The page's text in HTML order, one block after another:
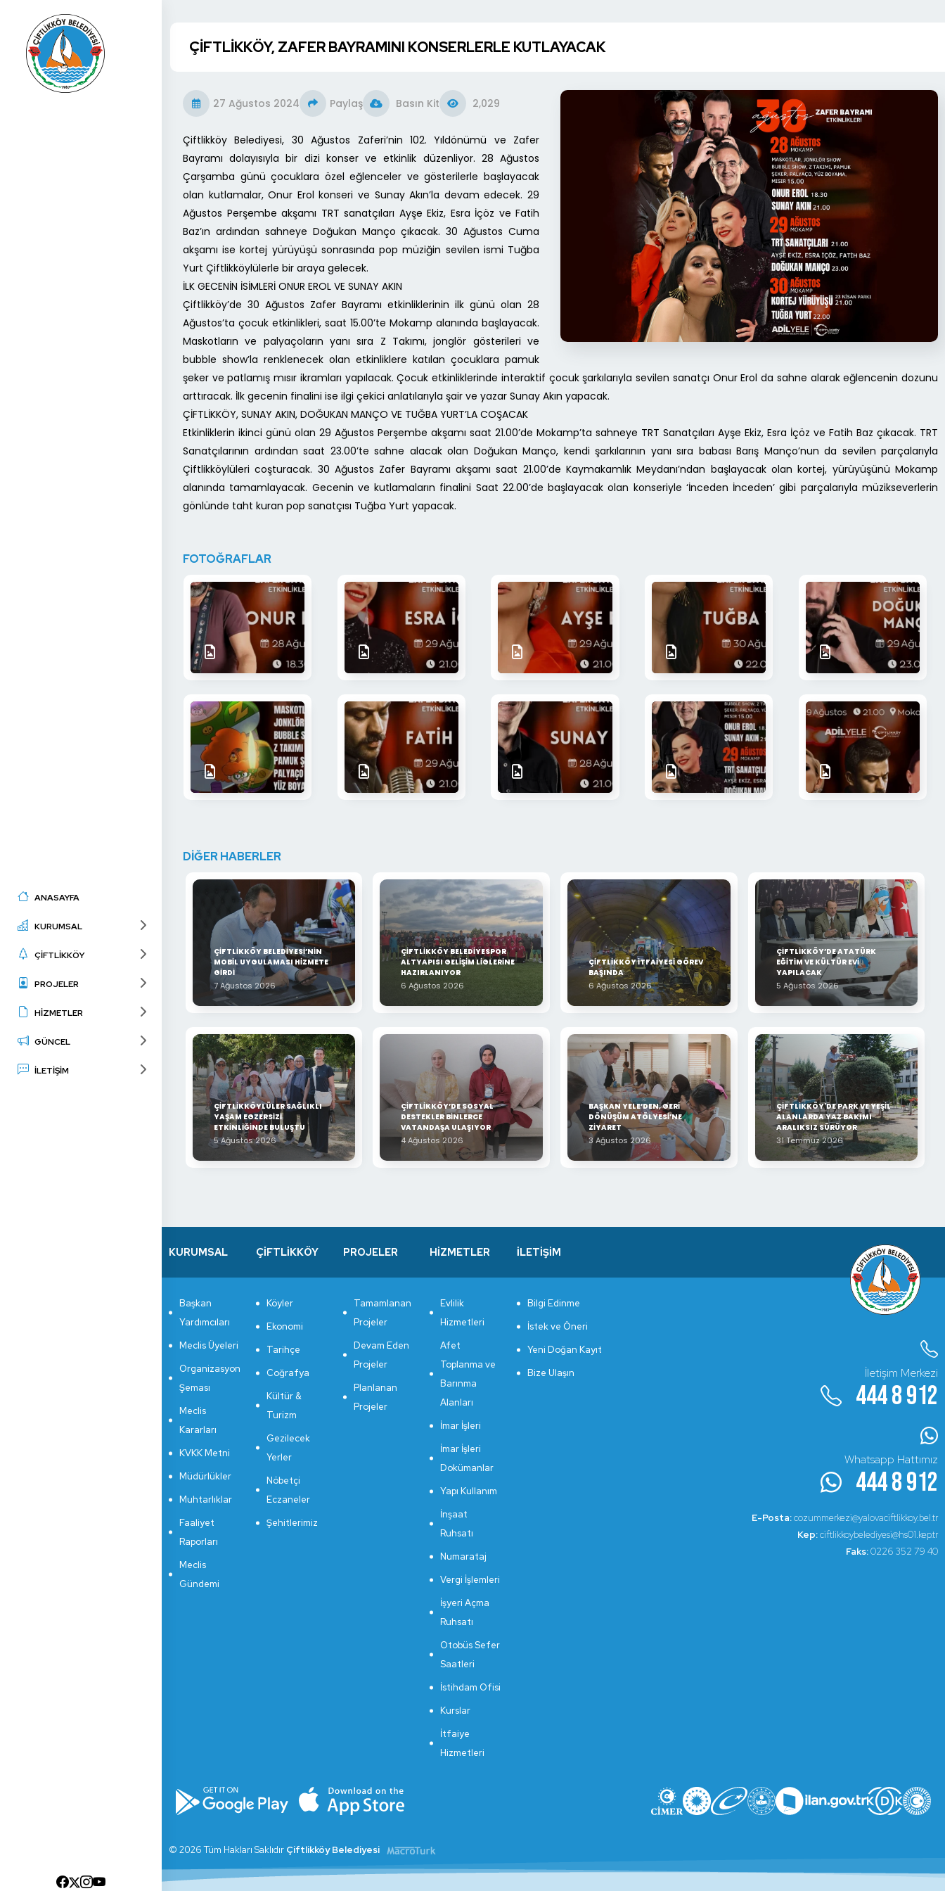
ÇİFTLİKKÖY, ZAFER BAYRAMINI KONSERLERLE KUTLAYACAK
27 Ağustos 2024 Paylaş Basın Kit 2,029
Çiftlikköy Belediyesi, 30 Ağustos Zaferi’nin 102. Yıldönümü ve Zafer
Bayramı dolayısıyla bir dizi konser ve etkinlik düzenliyor. 28 Ağustos
Çarşamba günü çocuklara özel eğlenceler ve gösterilerle başlayacak
olan kutlamalar, Onur Erol konseri ve Sunay Akın’la devam edecek. 29
Ağustos Perşembe akşamı TRT sanatçıları Ayşe Ekiz, Esra İçöz ve Fatih
Baz’ın ardından sahneye Doğukan Manço çıkacak. 30 Ağustos Cuma
akşamı ise kortej yürüyüşü sonrasında pop müziğin sevilen ismi Tuğba
Yurt Çiftlikköylülerle bir araya gelecek.
İLK GECENİN İSİMLERİ ONUR EROL VE SUNAY AKIN
Çiftlikköy’de 30 Ağustos Zafer Bayramı etkinliklerinin ilk günü olan 28
Ağustos’ta çocuk etkinlikleri, saat 15.00’te Mokamp alanında başlayacak.
Maskotların ve palyaçoların yanı sıra Z Takımı, jonglör gösterileri ve
bubble show’la renklenecek olan etkinliklere katılan çocuklara pamuk
şeker ve patlamış mısır ikramları yapılacak. Çocuk etkinliklerinde interaktif çocuk şarkılarıyla sevilen sanatçı Onur Erol da sahne alarak eğlencenin dozunu
arttıracak. İlk gecenin finalini ise ilgi çekici anlatılarıyla şair ve yazar Sunay Akın yapacak.
ÇİFTLİKKÖY, SUNAY AKIN, DOĞUKAN MANÇO VE TUĞBA YURT’LA COŞACAK
Etkinliklerin ikinci günü olan 29 Ağustos Perşembe akşamı saat 21.00’de Mokamp’ta sahneye TRT Sanatçıları Ayşe Ekiz, Esra İçöz ve Fatih Baz çıkacak. TRT
Sanatçılarının ardından saat 23.00’te sahne alacak olan Doğukan Manço, kendi şarkılarının yanı sıra babası Barış Manço’nun da sevilen parçalarıyla
Çiftlikköylüleri coşturacak. 30 Ağustos Zafer Bayramı akşamı saat 21.00’de Kaymakamlık Meydanı’ndan başlayacak olan kortej, yürüyüşünü Mokamp
alanında tamamlayacak. Gecenin ve kutlamaların finalini Saat 22.00’de başlayacak olan konseriyle ‘İnceden İnceden’ gibi parçalarıyla müzikseverlerin
gönlünde taht kuran pop sanatçısı Tuğba Yurt yapacak.
FOTOĞRAFLAR
DİĞER HABERLER
ÇİFTLİKKÖY BELEDİYESİ’NİN
MOBİL UYGULAMASI HİZMETE
GİRDİ
7 Ağustos 2026
ÇİFTLİKKÖY BELEDİYESPOR
ALTYAPISI GELİŞİM LİGLERİNE
HAZIRLANIYOR
6 Ağustos 2026
ÇİFTLİKKÖY İTFAİYESİ GÖREV
BAŞINDA
6 Ağustos 2026
ÇİFTLİKKÖY’DE ATATÜRK
EĞİTİM VE KÜLTÜR EVİ
YAPILACAK
5 Ağustos 2026
ÇİFTLİKKÖYLÜLER SAĞLIKLI
YAŞAM EGZERSİZİ
ETKİNLİĞİNDE BULUŞTU
5 Ağustos 2026
ÇİFTLİKKÖY’DE SOSYAL
DESTEKLER BİNLERCE
VATANDAŞA ULAŞIYOR
4 Ağustos 2026
BAŞKAN YELE’DEN, GERİ
DÖNÜŞÜM ATÖLYESİ’NE
ZİYARET
3 Ağustos 2026
ÇİFTLİKKÖY'DE PARK VE YEŞİL
ALANLARDA YAZ BAKIMI
ARALIKSIZ SÜRÜYOR
31 Temmuz 2026
ANASAYFA
KURUMSAL
ÇİFTLİKKÖY
PROJELER
HİZMETLER
GÜNCEL
İLETİŞİM
KURUMSAL
Başkan
Yardımcıları
Meclis Üyeleri
Organizasyon
Şeması
Meclis
Kararları
KVKK Metni
Müdürlükler
Muhtarlıklar
Faaliyet
Raporları
Meclis
Gündemi
ÇİFTLİKKÖY
Köyler
Ekonomi
Tarihçe
Coğrafya
Kültür &
Turizm
Gezilecek
Yerler
Nöbetçi
Eczaneler
Şehitlerimiz
PROJELER
Tamamlanan
Projeler
Devam Eden
Projeler
Planlanan
Projeler
HİZMETLER
Evlilik
Hizmetleri
Afet
Toplanma ve
Barınma
Alanları
İmar İşleri
İmar İşleri
Dokümanlar
Yapı Kullanım
İnşaat
Ruhsatı
Numarataj
Vergi İşlemleri
İşyeri Açma
Ruhsatı
Otobüs Sefer
Saatleri
İstihdam Ofisi
Kurslar
İtfaiye
Hizmetleri
İLETİŞİM
Bilgi Edinme
İstek ve Öneri
Yeni Doğan Kayıt
Bize Ulaşın
İletişim Merkezi
444 8 912
Whatsapp Hattımız
444 8 912
E-Posta:cozummerkezi@yalovaciftlikkoy.bel.tr
Kep:ciftlikkoybelediyesi@hs01.kep.tr
Faks:0226 352 79 40
© 2026 Tüm Hakları Saklıdır Çiftlikköy Belediyesi